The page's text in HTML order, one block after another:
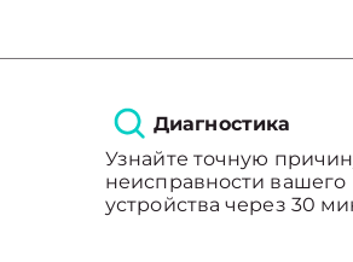
Диагностика
Узнайте точную
неисправности вашего
устройства через 30